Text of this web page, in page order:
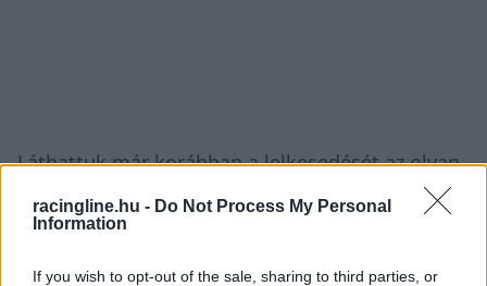
racingline.hu - Do Not Process My Personal
Information
If you wish to opt-out of the sale, sharing to third parties, or
Láthattuk már korábban a lelkesedését az olyan
durva utcai pályákon, mint Diriyah, vagy Makaó,
még az F3-as korszakából. Ez a fordulat segíthet
majd neki abban, hogy a soron következő új